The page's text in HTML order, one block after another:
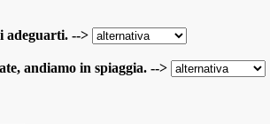
adeguarti. -->
andiamo in spiaggia. -->